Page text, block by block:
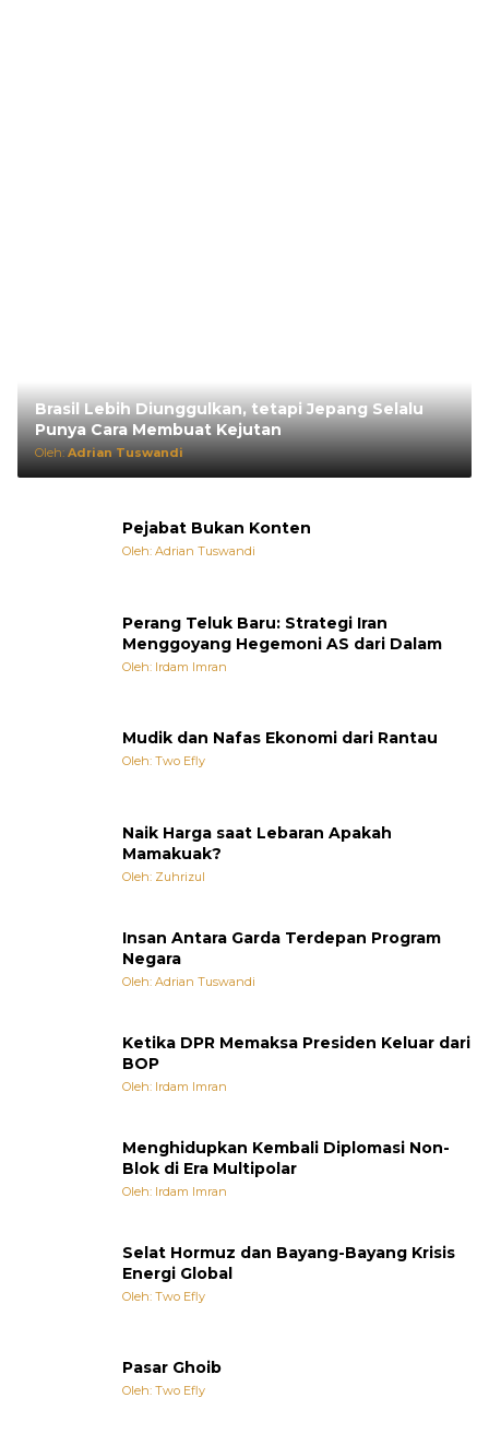
Brasil Lebih Diunggulkan, tetapi Jepang Selalu
Punya Cara Membuat Kejutan
Oleh: Adrian Tuswandi
Pejabat Bukan Konten
Oleh: Adrian Tuswandi
Perang Teluk Baru: Strategi Iran
Menggoyang Hegemoni AS dari Dalam
Oleh: Irdam Imran
Mudik dan Nafas Ekonomi dari Rantau
Oleh: Two Efly
Naik Harga saat Lebaran Apakah
Mamakuak?
Oleh: Zuhrizul
Insan Antara Garda Terdepan Program
Negara
Oleh: Adrian Tuswandi
Ketika DPR Memaksa Presiden Keluar dari
BOP
Oleh: Irdam Imran
Menghidupkan Kembali Diplomasi Non-
Blok di Era Multipolar
Oleh: Irdam Imran
Selat Hormuz dan Bayang-Bayang Krisis
Energi Global
Oleh: Two Efly
Pasar Ghoib
Oleh: Two Efly